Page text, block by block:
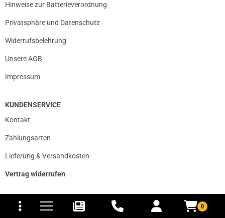
0
und Versandkosten
Hinweise zur Batterieverordnung
Privatsphäre und Datenschutz
Widerrufsbelehrung
Unsere AGB
Impressum
KUNDENSERVICE
Kontakt
Zahlungsarten
Lieferung & Versandkosten
Vertrag widerrufen
WICHTIGE MITTEILUNG AN ALLE AMAZON BESTELLER
Ab dem 19. Oktober 2023 lässt Amazon den Verkauf von